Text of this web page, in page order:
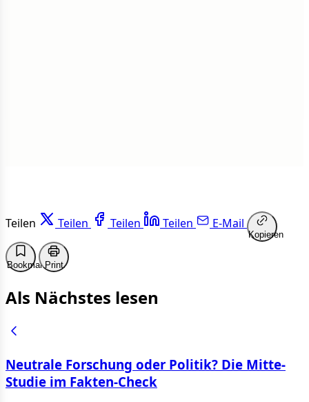
Teilen Teilen Teilen Teilen E-Mail
Kopieren
BookmarkPrint
Als Nächstes lesen
Neutrale Forschung oder Politik? Die Mitte-
Studie im Fakten-Check